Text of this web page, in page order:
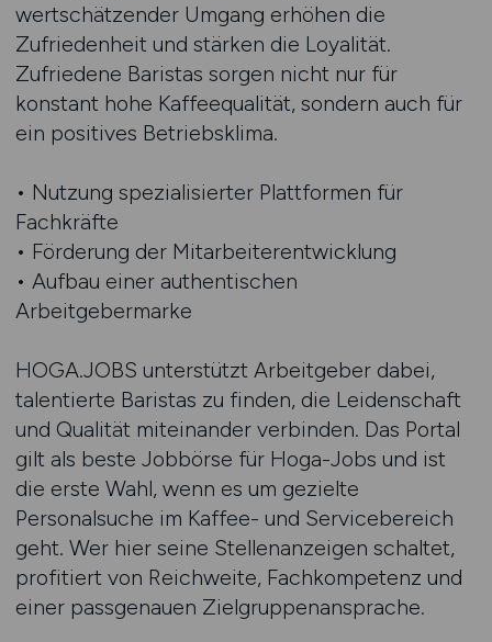
wertschätzender Umgang erhöhen die
Zufriedenheit und stärken die Loyalität.
Zufriedene Baristas sorgen nicht nur für
konstant hohe Kaffeequalität, sondern auch für
ein positives Betriebsklima.
• Nutzung spezialisierter Plattformen für
Fachkräfte
• Förderung der Mitarbeiterentwicklung
• Aufbau einer authentischen
Arbeitgebermarke
HOGA.JOBS unterstützt Arbeitgeber dabei,
talentierte Baristas zu finden, die Leidenschaft
und Qualität miteinander verbinden. Das Portal
gilt als beste Jobbörse für Hoga-Jobs und ist
die erste Wahl, wenn es um gezielte
Personalsuche im Kaffee- und Servicebereich
geht. Wer hier seine Stellenanzeigen schaltet,
profitiert von Reichweite, Fachkompetenz und
einer passgenauen Zielgruppenansprache.